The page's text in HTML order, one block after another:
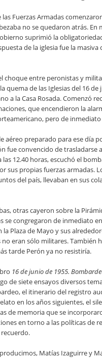
Fuerzas Armadas
no se quedaron atrás. En
suprimió la
de la iglesia fue la
choque entre peronistas y
quema de las Iglesias del 16
a la Casa Rosada. Comenzó
que encendieron la
pero de
aéreo preparado para ese día
fue convencido de trasladarse
12.40 horas, escuchó el
sus propias fuerzas armadas.
del país, llevaban en sus
otras cayeron sobre la
se congregaron de inmediato
la Plaza de Mayo y sus
eran sólo militares. También
tarde Perón ya no resistiría.
16 de junio de 1955.
de siete ensayos diversos
el itinerario del registro
en los años siguientes, el
de memoria que se
en torno a las políticas de
Matías Izaguirre y